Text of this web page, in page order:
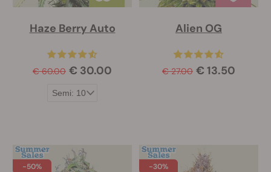
Haze Berry Auto
€ 60.00 € 30.00
Alien OG
€ 27.00 € 13.50
-50% -30%